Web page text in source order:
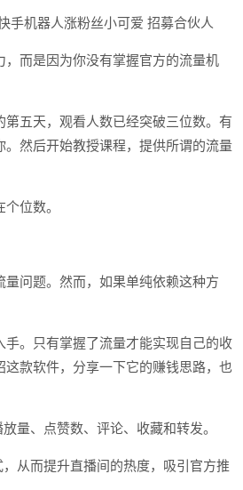
而是因为你没有掌握官方的流量机
五天，观看人数已经突破三位数。有
然后开始教授课程，提供所谓的流量
位数。
问题。然而，如果单纯依赖这种方
。只有掌握了流量才能实现自己的收
款软件，分享一下它的赚钱思路，也
量、点赞数、评论、收藏和转发。
从而提升直播间的热度，吸引官方推